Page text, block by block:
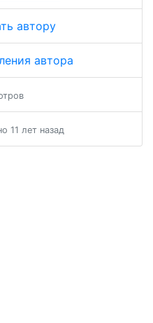
автору
автора
11 лет назад